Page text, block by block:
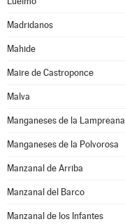
Madridanos
Mahide
Maire de Castroponce
Malva
Manganeses de la Lampreana
Manganeses de la Polvorosa
Manzanal de Arriba
Manzanal del Barco
Manzanal de los Infantes